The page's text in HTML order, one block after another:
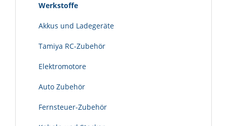
Werkstoffe
Akkus und Ladegeräte
Tamiya RC-Zubehör
Elektromotore
Auto Zubehör
Fernsteuer-Zubehör